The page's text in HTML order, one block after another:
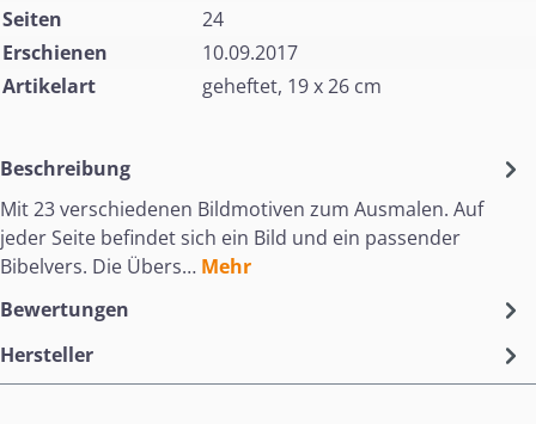
Seiten
24
Erschienen
10.09.2017
Artikelart
geheftet, 19 x 26 cm
Beschreibung
Mit 23 verschiedenen Bildmotiven zum Ausmalen. Auf
jeder Seite befindet sich ein Bild und ein passender
Bibelvers. Die Übers… Mehr
Bewertungen
Hersteller